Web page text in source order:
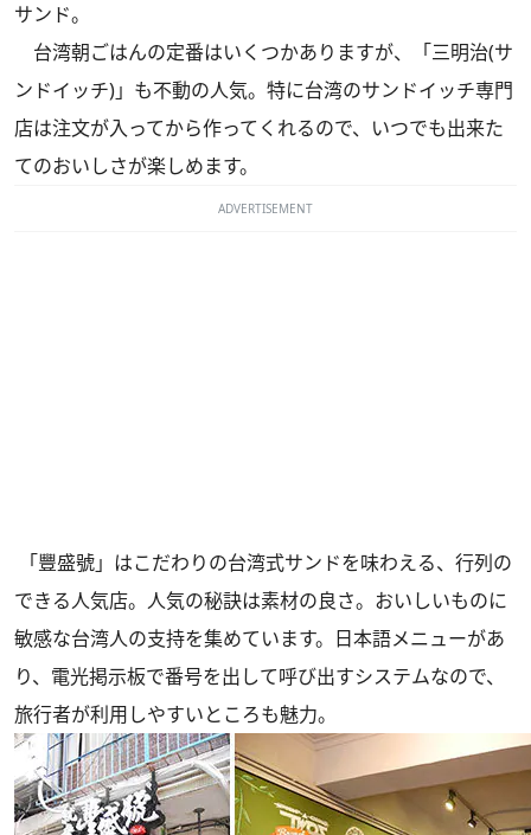
サンド。
台湾朝ごはんの定番はいくつかありますが、「三明治(サ
ンドイッチ)」も不動の人気。特に台湾のサンドイッチ専門
店は注文が入ってから作ってくれるので、いつでも出来た
てのおいしさが楽しめます。
ADVERTISEMENT
「豐盛號」はこだわりの台湾式サンドを味わえる、行列の
できる人気店。人気の秘訣は素材の良さ。おいしいものに
敏感な台湾人の支持を集めています。日本語メニューがあ
り、電光掲示板で番号を出して呼び出すシステムなので、
旅行者が利用しやすいところも魅力。